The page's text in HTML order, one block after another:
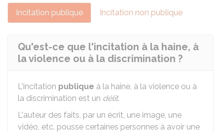
Incitation publique Incitation non publique
Qu'est-ce que l'incitation à la haine, à
la violence ou à la discrimination ?
L'incitation publique à la haine, à la violence ou à
la discrimination est un délit.
L'auteur des faits, par un écrit, une image, une
vidéo, etc. pousse certaines personnes à avoir une